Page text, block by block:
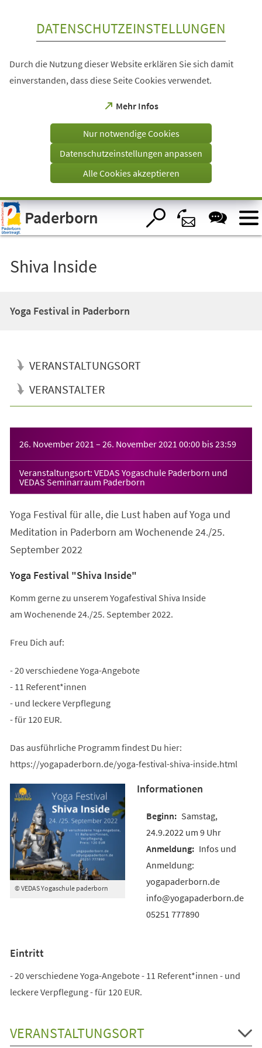
Visuelle
Assistenzsoftware
öffnen.
DATENSCHUTZEINSTELLUNGEN
Durch die Nutzung dieser Website erklären Sie sich damit
einverstanden, dass diese Seite Cookies verwendet.
Mehr Infos
(Öffnet
einem
Tab)
Nur notwendige Cookies
Datenschutzeinstellungen anpassen
Alle Cookies akzeptieren
Paderborn
Shiva Inside
Yoga Festival in Paderborn
VERANSTALTUNGSORT
VERANSTALTER
26. November 2021 – 26. November 2021 00:00 bis23:59
Veranstaltungsort: VEDAS Yogaschule Paderborn und
VEDAS Seminarraum Paderborn
Yoga Festival für alle, die Lust haben auf Yoga und
Meditation in Paderborn am Wochenende 24./25.
September 2022
Yoga Festival "Shiva Inside"
Komm gerne zu unserem Yogafestival Shiva Inside
am Wochenende 24./25. September 2022.
Freu Dich auf:
- 20 verschiedene Yoga-Angebote
- 11 Referent*innen
- und leckere Verpflegung
- für 120 EUR.
Das ausführliche Programm findest Du hier:
https://yogapaderborn.de/yoga-festival-shiva-inside.html
© VEDAS Yogaschule paderborn
Informationen
Samstag,
24.9.2022 um 9 Uhr
Infos und
Anmeldung:
yogapaderborn.de
info@yogapaderborn.de
05251 777890
Eintritt
- 20 verschiedene Yoga-Angebote - 11 Referent*innen - und
leckere Verpflegung - für 120 EUR.
VERANSTALTUNGSORT